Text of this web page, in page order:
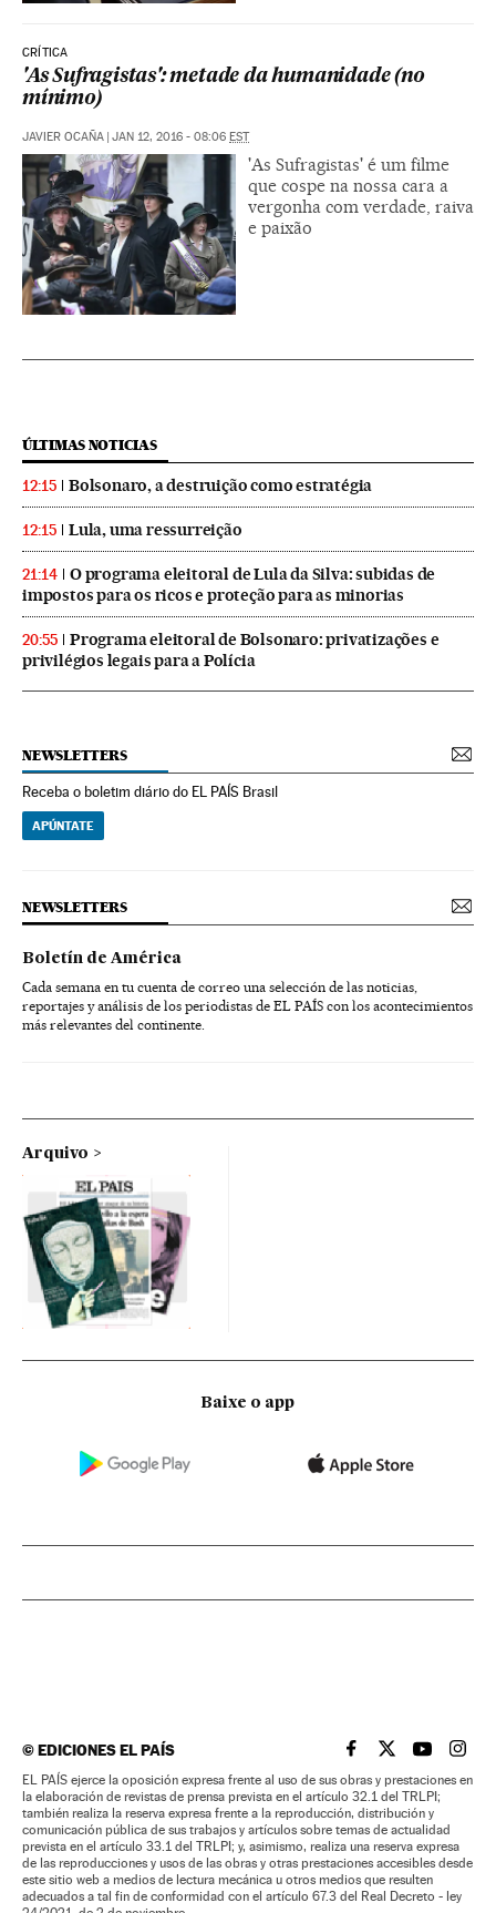
CRÍTICA
'As Sufragistas': metade da humanidade (no
mínimo)
JAVIER OCAÑA | JAN 12, 2016 - 08:06 EST
'As Sufragistas' é um filme
que cospe na nossa cara a
vergonha com verdade, raiva
e paixão
ÚLTIMAS NOTICIAS
12:15 Bolsonaro, a destruição como estratégia
12:15 Lula, uma ressurreição
21:14
O programa eleitoral de Lula da Silva: subidas de
impostos para os ricos e proteção para as minorias
20:55
Programa eleitoral de Bolsonaro: privatizações e
privilégios legais para a Polícia
NEWSLETTERS
Receba o boletim diário do EL PAÍS Brasil
APÚNTATE
NEWSLETTERS
Boletín de América
Cada semana en tu cuenta de correo una selección de las noticias,
reportajes y análisis de los periodistas de EL PAÍS con los acontecimientos
más relevantes del continente.
Arquivo
Baixe o app
©EDICIONES EL PAÍS EL PAÍS BRASIL EN
EL PAÍSEL PAÍS
EL
EL PAÍS ejerce la oposición expresa frente al uso de sus obras y prestaciones en
la elaboración de revistas de prensa prevista en el artículo 32.1 del TRLPI;
también realiza la reserva expresa frente a la reproducción, distribución y
comunicación pública de sus trabajos y artículos sobre temas de actualidad
prevista en el artículo 33.1 del TRLPI; y, asimismo, realiza una reserva expresa
de las reproducciones y usos de las obras y otras prestaciones accesibles desde
este sitio web a medios de lectura mecánica u otros medios que resulten
adecuados a tal fin de conformidad con el artículo 67.3 del Real Decreto - ley